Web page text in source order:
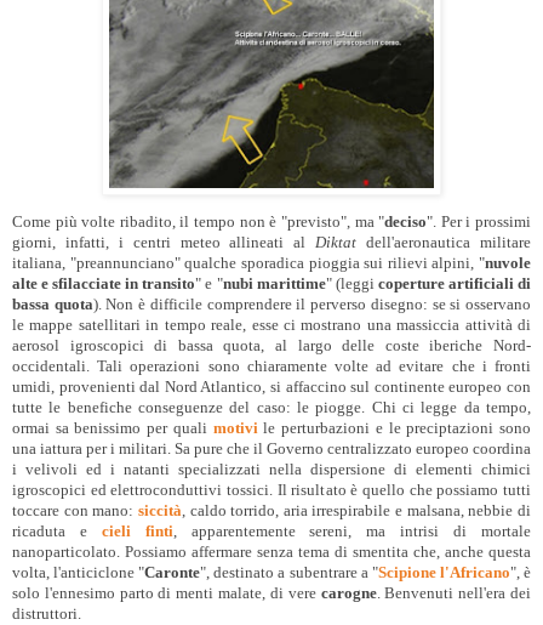
Come più volte ribadito, il tempo non è "previsto", ma "deciso". Per i prossimi
giorni, infatti, i centri meteo allineati alDiktatdell'aeronautica militare
italiana, "preannunciano" qualche sporadica pioggia sui rilievi alpini, "nuvole
alte e sfilacciate in transito" e "nubi marittime" (leggi coperture artificiali di
bassa quota). Non è difficile comprendere il perverso disegno: se si osservano
le mappe satellitari in tempo reale, esse ci mostrano una massiccia attività di
aerosol igroscopici di bassa quota, al largo delle coste iberiche Nord-
occidentali. Tali operazioni sono chiaramente volte ad evitare che i fronti
umidi, provenienti dal Nord Atlantico, si affaccino sul continente europeo con
tutte le benefiche conseguenze del caso: le piogge. Chi ci legge da tempo,
ormai sa benissimo per quali motivile perturbazioni e le preciptazioni sono
una iattura per i militari. Sa pure che il Governo centralizzato europeo coordina
i velivoli ed i natanti specializzati nella dispersione di elementi chimici
igroscopici ed elettroconduttivi tossici. Il risultato è quello che possiamo tutti
toccare con mano: siccità, caldo torrido, aria irrespirabile e malsana, nebbie di
ricaduta e cieli finti, apparentemente sereni, ma intrisi di mortale
nanoparticolato. Possiamo affermare senza tema di smentita che, anche questa
volta, l'anticiclone "Caronte", destinato a subentrare a "Scipione l'Africano", è
solo l'ennesimo parto di menti malate, di vere carogne. Benvenuti nell'era dei
distruttori.